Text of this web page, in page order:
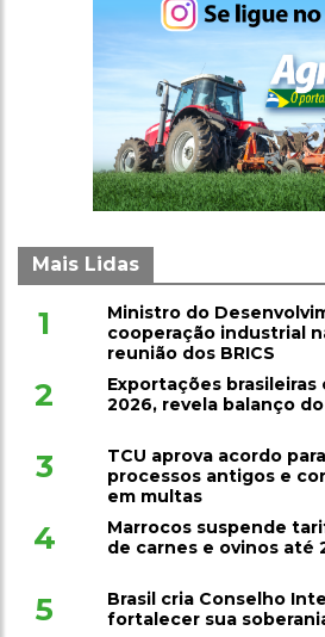
Mais Lidas
1
Ministro do
cooperação industrial
reunião dos BRICS
2
Exportações
2026, revela balanço do
3
TCU aprova acordo
processos antigos e
em multas
4
Marrocos suspende
de carnes e ovinos até
5
Brasil cria Conselho
fortalecer sua